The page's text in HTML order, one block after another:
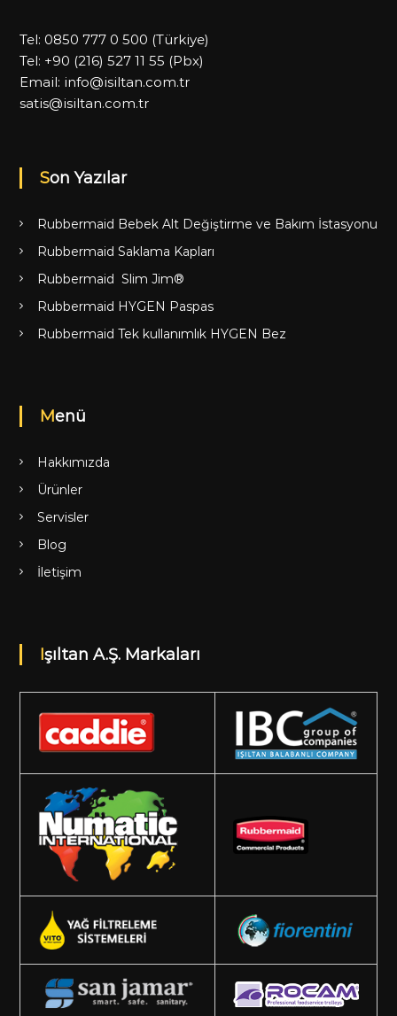
Tel: 0850 777 0 500 (Türkiye)
Tel: +90 (216) 527 11 55 (Pbx)
Email: info@isiltan.com.tr
satis@isiltan.com.tr
Son Yazılar
Rubbermaid Bebek Alt Değiştirme ve Bakım İstasyonu
Rubbermaid Saklama Kapları
Rubbermaid Slim Jim®
Rubbermaid HYGEN Paspas
Rubbermaid Tek kullanımlık HYGEN Bez
Menü
Hakkımızda
Ürünler
Servisler
Blog
İletişim
Işıltan A.Ş. Markaları